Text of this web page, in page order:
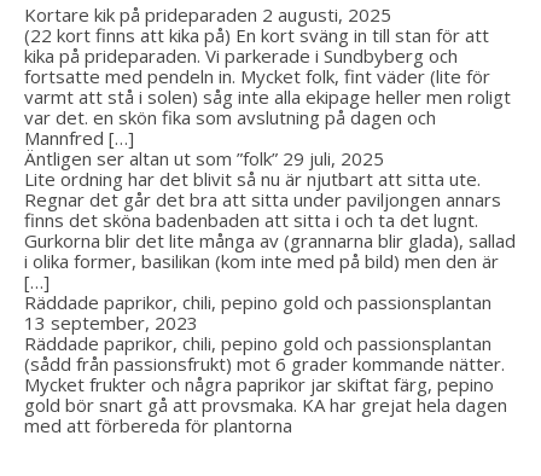
Kortare kik på prideparaden 2 augusti, 2025
(22 kort finns att kika på) En kort sväng in till stan för att
kika på prideparaden. Vi parkerade i Sundbyberg och
fortsatte med pendeln in. Mycket folk, fint väder (lite för
varmt att stå i solen) såg inte alla ekipage heller men roligt
var det. en skön fika som avslutning på dagen och
Mannfred […]
Äntligen ser altan ut som ”folk” 29 juli, 2025
Lite ordning har det blivit så nu är njutbart att sitta ute.
Regnar det går det bra att sitta under paviljongen annars
finns det sköna badenbaden att sitta i och ta det lugnt.
Gurkorna blir det lite många av (grannarna blir glada), sallad
i olika former, basilikan (kom inte med på bild) men den är
[…]
Räddade paprikor, chili, pepino gold och passionsplantan
13 september, 2023
Räddade paprikor, chili, pepino gold och passionsplantan
(sådd från passionsfrukt) mot 6 grader kommande nätter.
Mycket frukter och några paprikor jar skiftat färg, pepino
gold bör snart gå att provsmaka. KA har grejat hela dagen
med att förbereda för plantorna